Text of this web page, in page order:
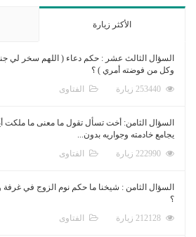
الأكثر زيارة
السؤال الثالث عشر : حكم دعاء ( اللهم سخر لي
وكل من فوضته أمري ) ؟
الفتاوى
السؤال الثامن: أخت تسأل تقول ما معنى ما ملكت
يجامع خادمته وجواريه بدون...
الفتاوى
السؤال الثامن : شيخنا ما حكم نوم الزوج في
؟
الفتاوى